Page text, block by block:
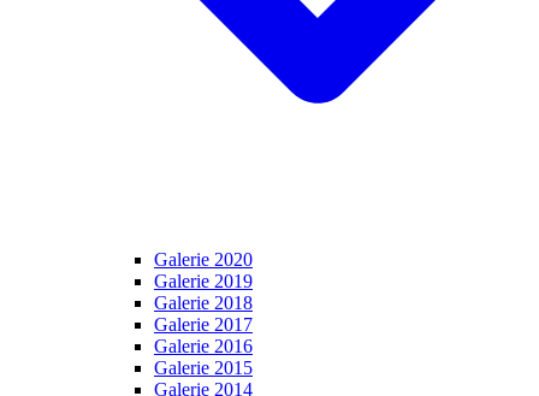
Galerie 2020
Galerie 2019
Galerie 2018
Galerie 2017
Galerie 2016
Galerie 2015
Galerie 2014